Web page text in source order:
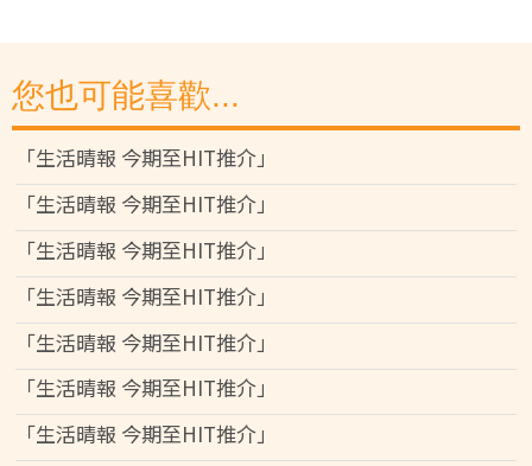
您也可能喜歡...
「生活晴報 今期至HIT推介」
「生活晴報 今期至HIT推介」
「生活晴報 今期至HIT推介」
「生活晴報 今期至HIT推介」
「生活晴報 今期至HIT推介」
「生活晴報 今期至HIT推介」
「生活晴報 今期至HIT推介」